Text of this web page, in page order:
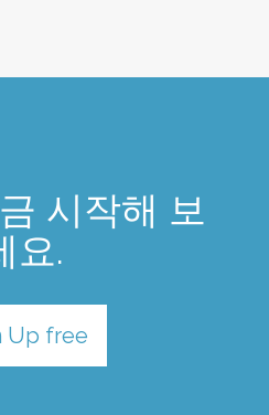
시작해 보
요.
Up free